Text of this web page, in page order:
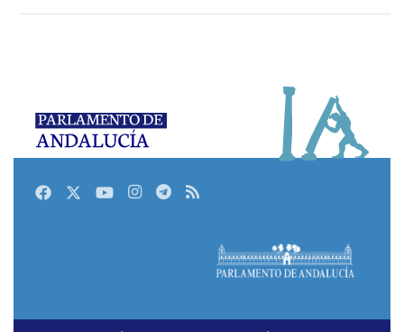
FacebookTwitterYoutubeInstagram
Telegram
RSS